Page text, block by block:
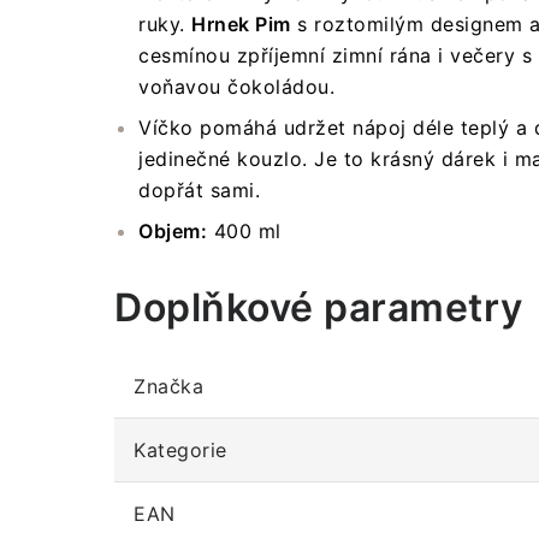
ruky. Hrnek Pim s roztomilým designem
cesmínou zpříjemní zimní rána i večery
voňavou čokoládou.
Víčko pomáhá udržet nápoj déle teplý a
jedinečné kouzlo. Je to krásný dárek i
dopřát sami.
Objem: 400 ml
Doplňkové parametry
Značka
Kategorie
EAN